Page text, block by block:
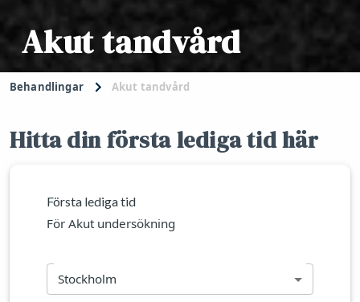
Akut tandvård
Behandlingar Akut tandvård
Hitta din första lediga tid här
Första lediga tid
För Akut undersökning
Stockholm